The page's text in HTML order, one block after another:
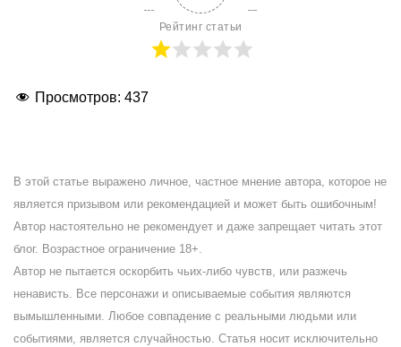
Рейтинг статьи
Просмотров: 437
В этой статье выражено личное, частное мнение автора, которое не
является призывом или рекомендацией и может быть ошибочным!
Автор настоятельно не рекомендует и даже запрещает читать этот
блог. Возрастное ограничение 18+.
Автор не пытается оскорбить чьих-либо чувств, или разжечь
ненависть. Все персонажи и описываемые события являются
вымышленными. Любое совпадение с реальными людьми или
событиями, является случайностью. Статья носит исключительно